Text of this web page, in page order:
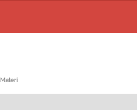
Materi